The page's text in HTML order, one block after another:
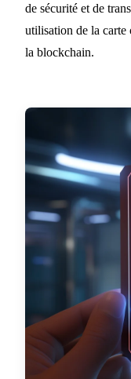
de sécurité et de
utilisation de la carte
la blockchain.